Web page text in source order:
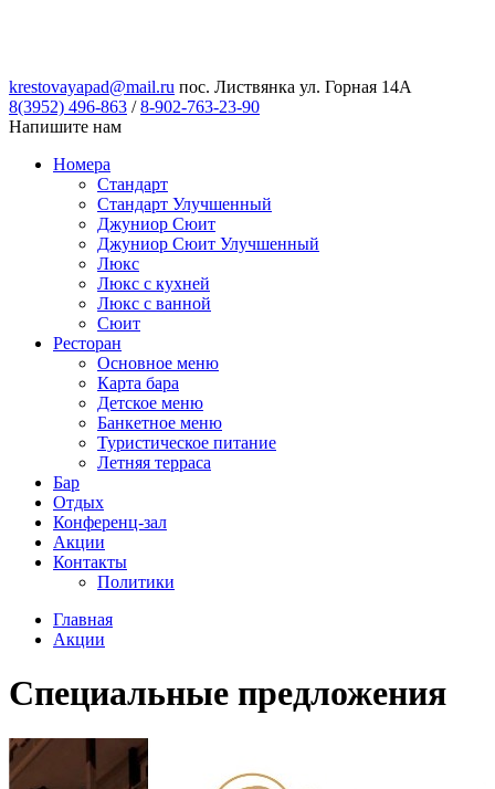
krestovayapad@mail.ru пос. Листвянка ул. Горная 14А
8(3952) 496-863 / 8-902-763-23-90
Напишите нам
Номера
Стандарт
Стандарт Улучшенный
Джуниор Сюит
Джуниор Сюит Улучшенный
Люкс
Люкс с кухней
Люкс с ванной
Сюит
Ресторан
Основное меню
Карта бара
Детское меню
Банкетное меню
Туристическое питание
Летняя терраса
Бар
Отдых
Конференц-зал
Акции
Контакты
Политики
Главная
Акции
Специальные предложения